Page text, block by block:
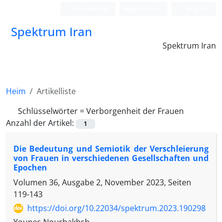
Spektrum Iran
Spektrum Iran
Heim
Artikelliste
Schlüsselwörter =Verborgenheit der Frauen
Anzahl der Artikel:
1
Die Bedeutung und Semiotik der Verschleierung
von Frauen in verschiedenen Gesellschaften und
Epochen
Volumen 36, Ausgabe 2, November 2023, Seiten
119-143
https://doi.org/10.22034/spektrum.2023.190298